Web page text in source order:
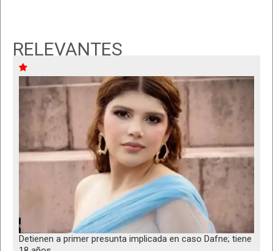
RELEVANTES
Detienen a primer presunta implicada en caso Dafne; tiene